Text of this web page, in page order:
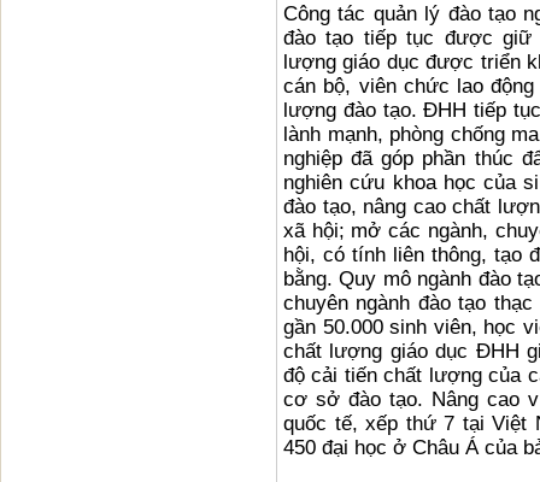
Công tác quản lý đào tạo
đào tạo tiếp tục được giữ
lượng giáo dục được triển
cán bộ, viên chức lao
lượng đào tạo. ĐHH tiếp
lành mạnh, phòng chống
nghiệp đã góp phần thúc
nghiên cứu khoa học của
đào tạo, nâng cao chất
xã hội; mở các ngành,
hội, có tính liên thông, tạo
bằng. Quy mô ngành đào
chuyên ngành đào tạo
gần 50.000 sinh viên, học
chất lượng giáo dục ĐHH
độ cải tiến chất lượng của
cơ sở đào tạo. Nâng cao
quốc tế, xếp thứ 7 tại Việt
450 đại học ở Châu Á của